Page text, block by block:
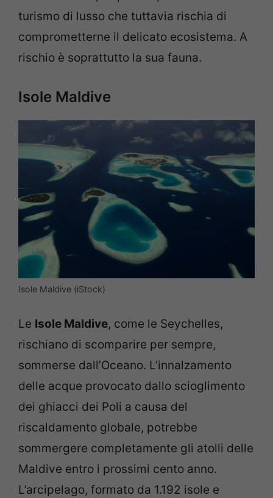
turismo di lusso che tuttavia rischia di
comprometterne il delicato ecosistema. A
rischio è soprattutto la sua fauna.
Isole Maldive
Isole Maldive (iStock)
Le Isole Maldive, come le Seychelles,
rischiano di scomparire per sempre,
sommerse dall’Oceano. L’innalzamento
delle acque provocato dallo scioglimento
dei ghiacci dei Poli a causa del
riscaldamento globale, potrebbe
sommergere completamente gli atolli delle
Maldive entro i prossimi cento anno.
L’arcipelago, formato da 1.192 isole e